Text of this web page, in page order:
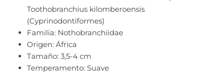
Toothobranchius kilomberoensis
(Cyprinodontiformes)
Familia: Nothobranchiidae
Origen: África
Tamaño: 3,5-4 cm
Temperamento: Suave